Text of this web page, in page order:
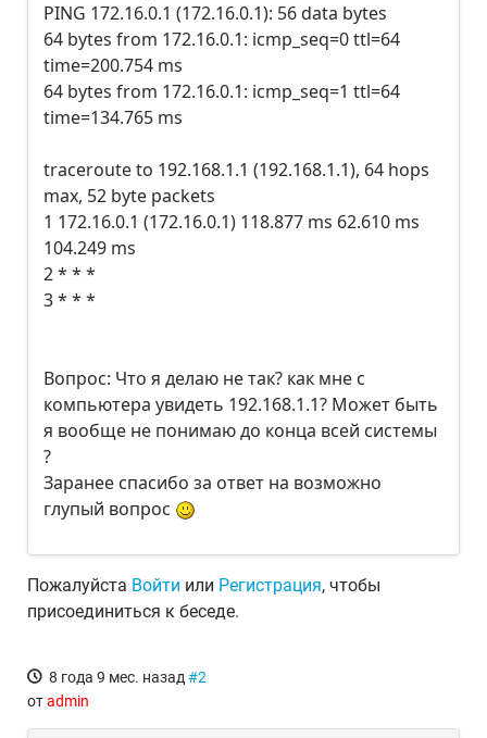
PING 172.16.0.1 (172.16.0.1): 56 data bytes
64 bytes from 172.16.0.1: icmp_seq=0 ttl=64
time=200.754 ms
64 bytes from 172.16.0.1: icmp_seq=1 ttl=64
time=134.765 ms
traceroute to 192.168.1.1 (192.168.1.1), 64 hops
max, 52 byte packets
1 172.16.0.1 (172.16.0.1) 118.877 ms 62.610 ms
104.249 ms
2 * * *
3 * * *
Вопрос: Что я делаю не так? как мне с
компьютера увидеть 192.168.1.1? Может быть
я вообще не понимаю до конца всей системы
?
Заранее спасибо за ответ на возможно
глупый вопрос
Пожалуйста Войти или Регистрация, чтобы
присоединиться к беседе.
8 года 9 мес. назад #2
отadmin